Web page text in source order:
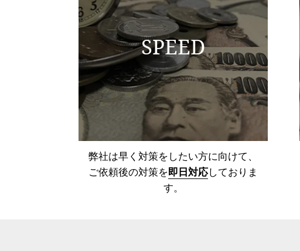
SPEED
弊社は早く対策をしたい方に向けて、
ご依頼後の対策を即日対応しておりま
す。